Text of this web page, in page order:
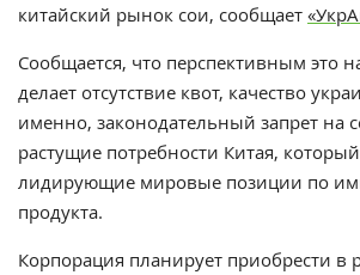
китайский рынок сои, сообщает
Сообщается, что перспективным это
делает отсутствие квот, качество
именно, законодательный запрет на
растущие потребности Китая,
лидирующие мировые позиции по
продукта.
Корпорация планирует приобрести в